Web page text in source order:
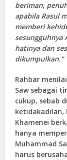
beriman,
apabila Rasul
memberi
sesungguhnya
hatinya dan
dikumpulkan.”
Rahbar
Saw sebagai
cukup, sebab
ketidakadilan,
Khamenei
hanya
Muhammad
harus